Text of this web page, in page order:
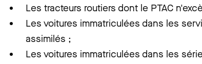
Les tracteurs routiers dont le PTAC
Les voitures immatriculées dans les
assimilés ;
Les voitures immatriculées dans les